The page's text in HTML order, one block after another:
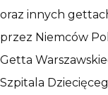
oraz innych
przez Niemców
Getta
Szpitala